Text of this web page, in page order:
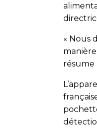
« Nous
résume